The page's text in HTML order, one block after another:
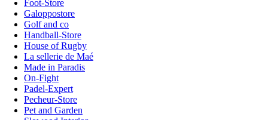
Foot-Store
Galoppostore
Golf and co
Handball-Store
House of Rugby
La sellerie de Maé
Made in Paradis
On-Fight
Padel-Expert
Pecheur-Store
Pet and Garden